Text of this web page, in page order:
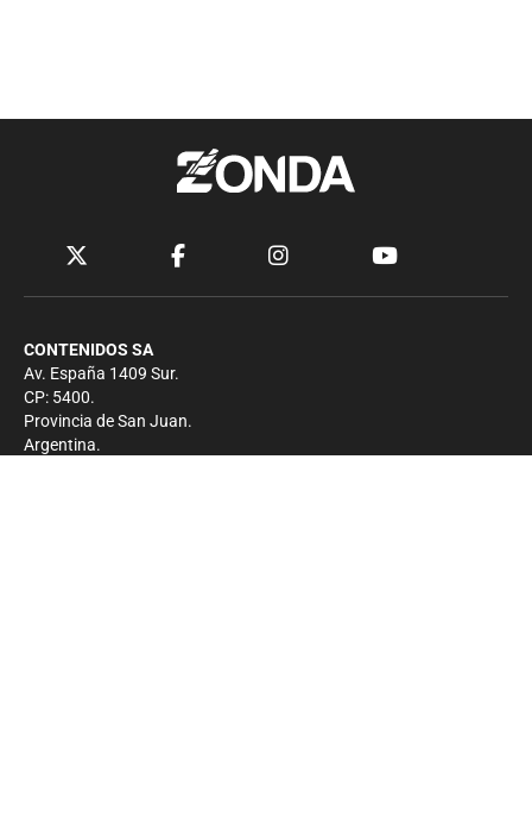
CONTENIDOS SA
Av. España 1409 Sur.
CP: 5400.
Provincia de San Juan.
Argentina.